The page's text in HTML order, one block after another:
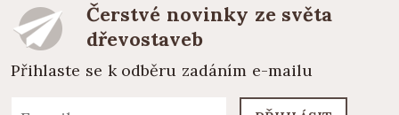
Čerstvé novinky ze světa
dřevostaveb
Přihlaste se k odběru zadáním e-mailu